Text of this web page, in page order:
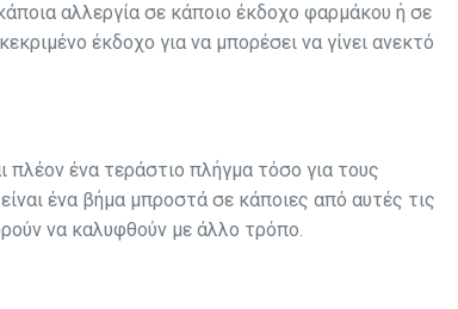
αλλεργία σε κάποιο έκδοχο φαρμάκου ή σε
έκδοχο για να μπορέσει να γίνει ανεκτό
πλέον ένα τεράστιο πλήγμα τόσο για τους
ένα βήμα μπροστά σε κάποιες από αυτές τις
να καλυφθούν με άλλο τρόπο.